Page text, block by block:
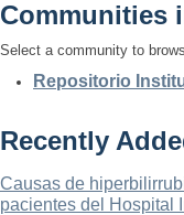
Communities
Select a community to
Repositorio
Recently
Causas de
pacientes del Hospital